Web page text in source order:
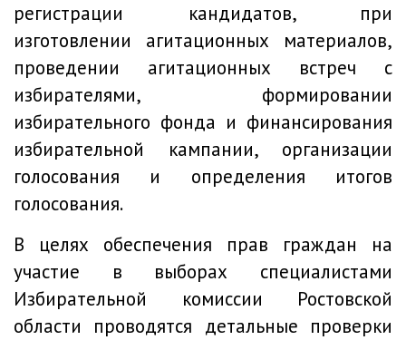
регистрации кандидатов, при
изготовлении агитационных материалов,
проведении агитационных встреч с
избирателями, формировании
избирательного фонда и финансирования
избирательной кампании, организации
голосования и определения итогов
голосования.
В целях обеспечения прав граждан на
участие в выборах специалистами
Избирательной комиссии Ростовской
области проводятся детальные проверки